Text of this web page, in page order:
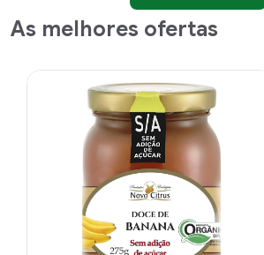
As melhores ofertas